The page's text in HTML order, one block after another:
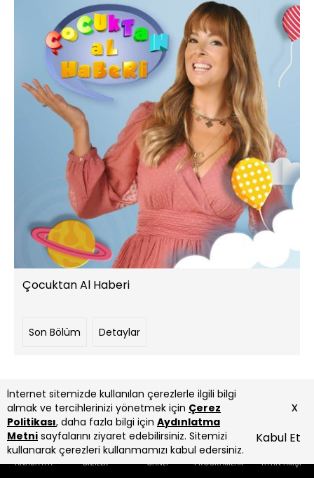
Çocuktan Al Haberi
Son Bölüm Detaylar
ANASAYFA DİZİLER CANLI PROGRAMLAR YAYIN AKIŞI
İnternet sitemizde kullanılan çerezlerle ilgili bilgi
almak ve tercihlerinizi yönetmek için Çerez
Politikası, daha fazla bilgi için Aydınlatma
Metni sayfalarını ziyaret edebilirsiniz. Sitemizi
kullanarak çerezleri kullanmamızı kabul edersiniz.
Kabul Et
x